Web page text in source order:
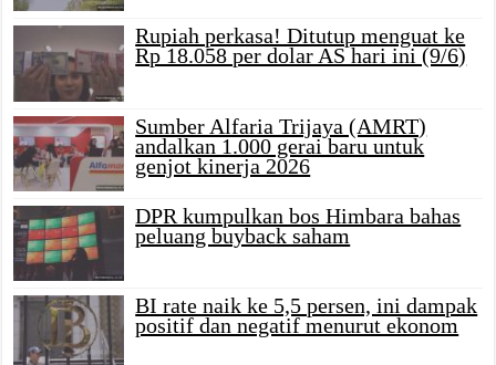
Rupiah perkasa! Ditutup menguat ke
Rp 18.058 per dolar AS hari ini (9/6)
Sumber Alfaria Trijaya (AMRT)
andalkan 1.000 gerai baru untuk
genjot kinerja 2026
DPR kumpulkan bos Himbara bahas
peluang buyback saham
BI rate naik ke 5,5 persen, ini dampak
positif dan negatif menurut ekonom